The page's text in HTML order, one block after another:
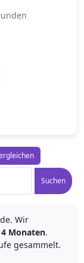
Suchen
Wir
Monaten.
gesammelt.